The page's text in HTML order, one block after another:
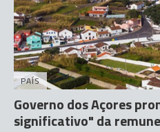
PAÍS
Governo dos Açores
significativo" da